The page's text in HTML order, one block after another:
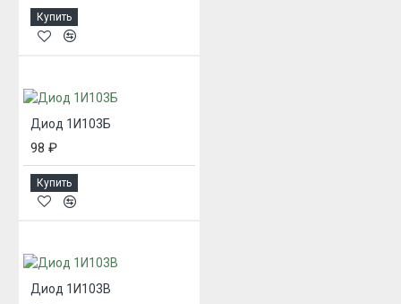
Купить
Диод 1И103Б
98 ₽
Купить
Диод 1И103В